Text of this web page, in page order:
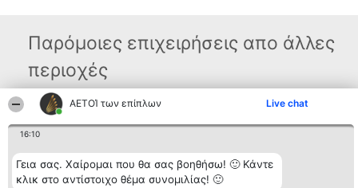
ΑΕΤΟΊ των επίπλων Live chat
16:10
Γεια σας. Χαίρομαι που θα σας βοηθήσω! 🙂 Κάντε
κλικ στο αντίστοιχο θέμα συνομιλίας! 🙂
Παρόμοιες επιχειρήσεις απο άλλες
περιοχές
Διοργανωτής της
κατάταξης
Μονοπρόσωπη ΙΚΕ
ΤΗΛ. ΕΠΙΚΟΙΝΩΝΙΑΣ:
2104128019
Κατάταξη
διακριθέντων
Μεθοδολογία
Επικοινωνία